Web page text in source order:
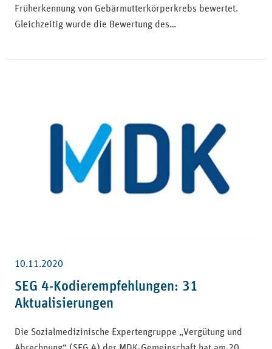
Früherkennung von Gebärmutterkörperkrebs bewertet.
Gleichzeitig wurde die Bewertung des…
10.11.2020
SEG 4-Kodierempfehlungen: 31
Aktualisierungen
Die Sozialmedizinische Expertengruppe „Vergütung und